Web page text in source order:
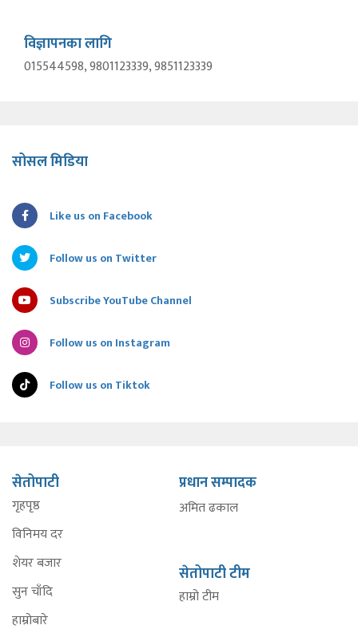
विज्ञापनका लागि
015544598, 9801123339, 9851123339
सोसल मिडिया
Like us on Facebook
Follow us on Twitter
Subscribe YouTube Channel
Follow us on Instagram
Follow us on Tiktok
सेतोपाटी
गृहपृष्ठ
विनिमय दर
शेयर बजार
सुन चाँदि
हाम्रोबारे
प्रधान सम्पादक
अमित ढकाल
सेतोपाटी टीम
हाम्रो टीम